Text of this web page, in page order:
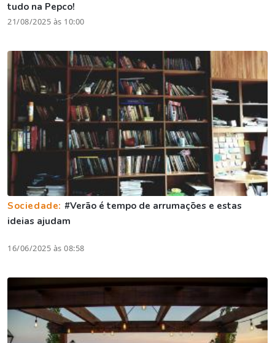
tudo na Pepco!
21/08/2025 às 10:00
Sociedade: #Verão é tempo de arrumações e estas
ideias ajudam
16/06/2025 às 08:58